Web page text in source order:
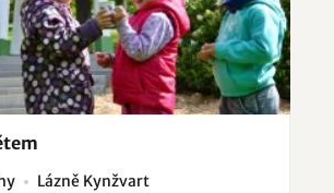
Lázně Kynžvart